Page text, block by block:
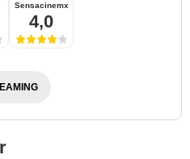
Sensacinemx
4,0